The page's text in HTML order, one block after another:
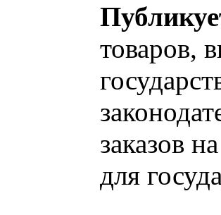
товаров,
заказов
для